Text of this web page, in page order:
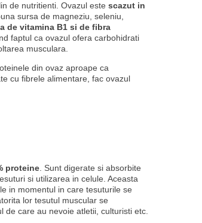
de nutritienti. Ovazul este scazut in
sursa de magneziu, seleniu,
de vitamina B1 si de fibra
faptul ca ovazul ofera carbohidrati
musculara.
din ovaz aproape ca
cu fibrele alimentare, fac ovazul
proteine. Sunt digerate si absorbite
si utilizarea in celule. Aceasta
in momentul in care tesuturile se
lor tesutul muscular se
care au nevoie atletii, culturisti etc.